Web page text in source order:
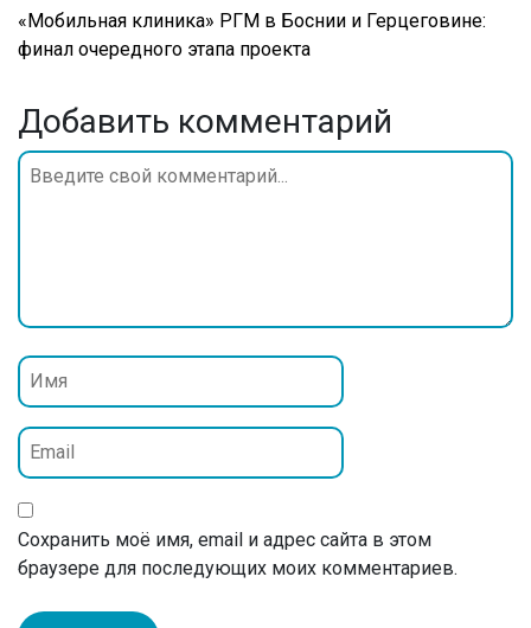
«Мобильная клиника» РГМ в Боснии и Герцеговине:
финал очередного этапа проекта
Добавить комментарий
Сохранить моё имя, email и адрес сайта в этом
браузере для последующих моих комментариев.